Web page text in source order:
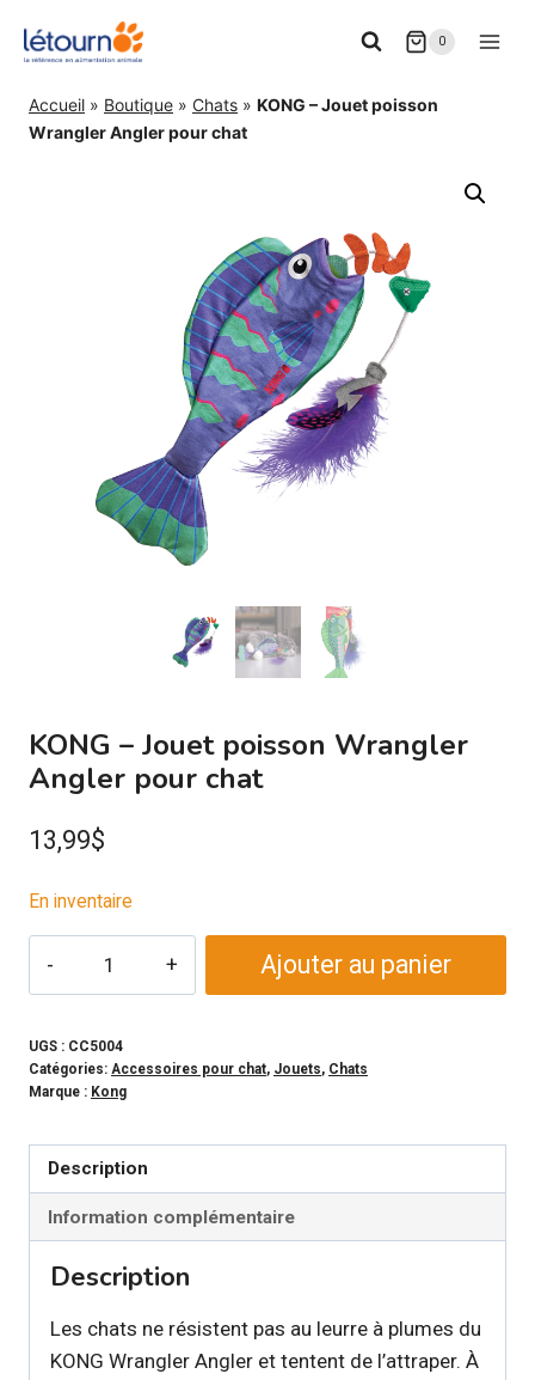
0
Accueil » Boutique » Chats » KONG – Jouet poisson
Wrangler Angler pour chat
KONG – Jouet poisson Wrangler
Angler pour chat
13,99$
En inventaire
-
Jouet
Wrangler
Angler
pour
chat
Ajouter au panier
UGS : CC5004
Catégories: Accessoires pour chat, Jouets, Chats
Marque : Kong
Description
Information complémentaire
Description
Les chats ne résistent pas au leurre à plumes du
KONG Wrangler Angler et tentent de l’attraper. À